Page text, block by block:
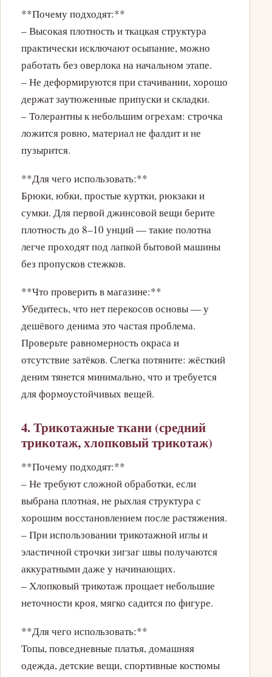
**Почему подходят:**
– Высокая плотность и ткацкая структура
практически исключают осыпание, можно
работать без оверлока на начальном этапе.
– Не деформируются при стачивании, хорошо
держат заутюженные припуски и складки.
– Толерантны к небольшим огрехам: строчка
ложится ровно, материал не фалдит и не
пузырится.
**Для чего использовать:**
Брюки, юбки, простые куртки, рюкзаки и
сумки. Для первой джинсовой вещи берите
плотность до 8–10 унций — такие полотна
легче проходят под лапкой бытовой машины
без пропусков стежков.
**Что проверить в магазине:**
Убедитесь, что нет перекосов основы — у
дешёвого денима это частая проблема.
Проверьте равномерность окраса и
отсутствие затёков. Слегка потяните: жёсткий
деним тянется минимально, что и требуется
для формоустойчивых вещей.
4. Трикотажные ткани (средний
трикотаж, хлопковый трикотаж)
**Почему подходят:**
– Не требуют сложной обработки, если
выбрана плотная, не рыхлая структура с
хорошим восстановлением после растяжения.
– При использовании трикотажной иглы и
эластичной строчки зигзаг швы получаются
аккуратными даже у начинающих.
– Хлопковый трикотаж прощает небольшие
неточности кроя, мягко садится по фигуре.
**Для чего использовать:**
Топы, повседневные платья, домашняя
одежда, детские вещи, спортивные костюмы